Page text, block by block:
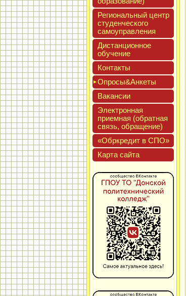
Реги­ональ­ный центр
сту­ден­ческо­го
са­мо­уп­равле­ния
Дис­танци­он­ное
обу­чение
Кон­такты
Опро­сы&Анке­ты
Вакан­сии
Элек­трон­ная
при­ем­ная (об­ратная
связь, об­ра­щение)
«Обркре­дит в СПО»
Кар­та сай­та